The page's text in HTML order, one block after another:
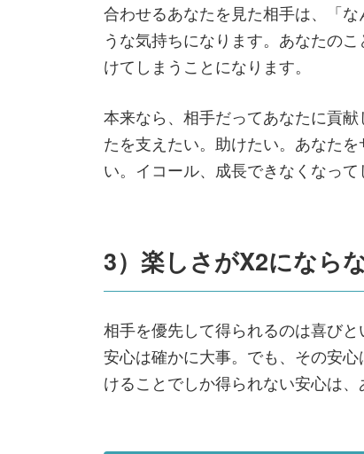
合わせるあなたを見た相手は、「
うな気持ちになります。あなたの
けてしまうことになります。
本来なら、相手だってあなたに貢
たを支えたい。助けたい。あなた
い。イコール、成長できなくなって
3）楽しさがX2になら
相手を優先して得られるのは喜びと
安心は確かに大事。でも、その安
けることでしか得られない安心は